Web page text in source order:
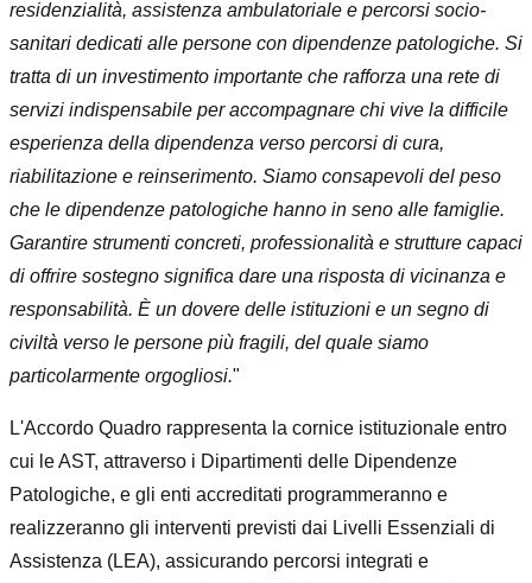
residenzialità, assistenza ambulatoriale e percorsi socio-
sanitari dedicati alle persone con dipendenze patologiche. Si
tratta di un investimento importante che rafforza una rete di
servizi indispensabile per accompagnare chi vive la difficile
esperienza della dipendenza verso percorsi di cura,
riabilitazione e reinserimento. Siamo consapevoli del peso
che le dipendenze patologiche hanno in seno alle famiglie.
Garantire strumenti concreti, professionalità e strutture capaci
di offrire sostegno significa dare una risposta di vicinanza e
responsabilità. È un dovere delle istituzioni e un segno di
civiltà verso le persone più fragili, del quale siamo
particolarmente orgogliosi."
L'Accordo Quadro rappresenta la cornice istituzionale entro
cui le AST, attraverso i Dipartimenti delle Dipendenze
Patologiche, e gli enti accreditati programmeranno e
realizzeranno gli interventi previsti dai Livelli Essenziali di
Assistenza (LEA), assicurando percorsi integrati e